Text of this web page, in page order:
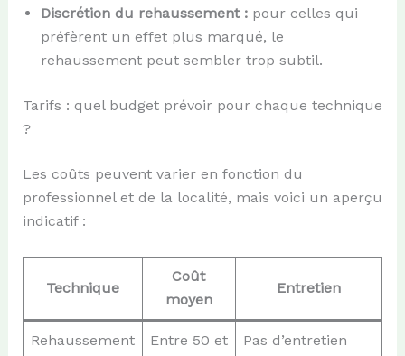
Discrétion du rehaussement :pour celles qui
préfèrent un effet plus marqué, le
rehaussement peut sembler trop subtil.
Tarifs : quel budget prévoir pour chaque technique
?
Les coûts peuvent varier en fonction du
professionnel et de la localité, mais voici un aperçu
indicatif :
Technique
Coût
moyen
Entretien
Rehaussement
Entre 50 et
Pas d’entretien